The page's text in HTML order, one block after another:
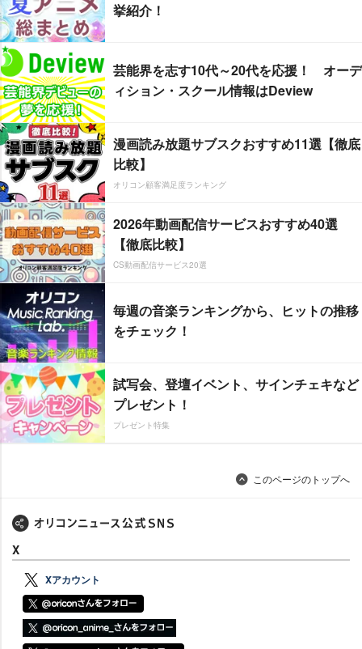
挙紹介！
芸能界を志す10代～20代を応援！ オーデ
ィション・スクール情報はDeview
漫画読み放題サブスクおすすめ11選【徹底
比較】
オリコン顧客満足度ランキング
2026年動画配信サービスおすすめ40選
【徹底比較】
CS動画配信サービス20選
毎週の音楽ランキングから、ヒットの推移
をチェック！
試写会、登壇イベント、サインチェキなど
プレゼント！
プレゼント特集
このページのトップへ
X
Xアカウント